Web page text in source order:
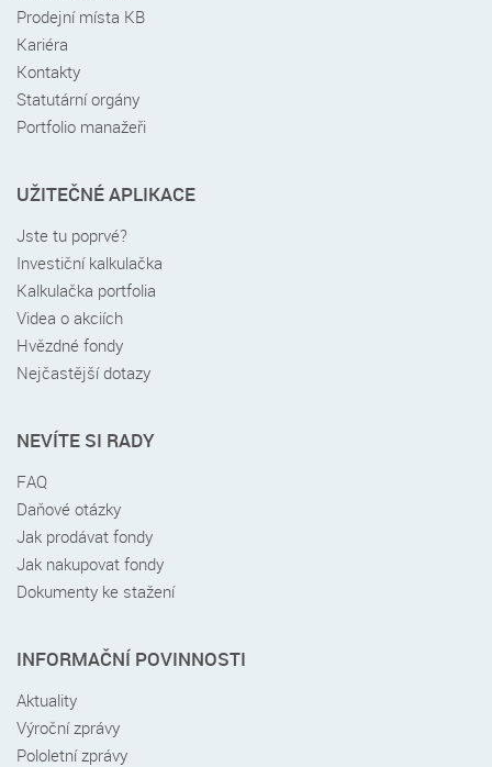
Prodejní místa KB
Kariéra
Kontakty
Statutární orgány
Portfolio manažeři
UŽITEČNÉ APLIKACE
Jste tu poprvé?
Investiční kalkulačka
Kalkulačka portfolia
Videa o akciích
Hvězdné fondy
Nejčastější dotazy
NEVÍTE SI RADY
FAQ
Daňové otázky
Jak prodávat fondy
Jak nakupovat fondy
Dokumenty ke stažení
INFORMAČNÍ POVINNOSTI
Aktuality
Výroční zprávy
Pololetní zprávy